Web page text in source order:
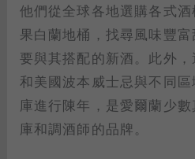
他們從全球各地選購各式
果白蘭地桶，找尋風味豐
要與其搭配的新酒。此外
和美國波本威士忌與不同
庫進行陳年，是愛爾蘭少
庫和調酒師的品牌。